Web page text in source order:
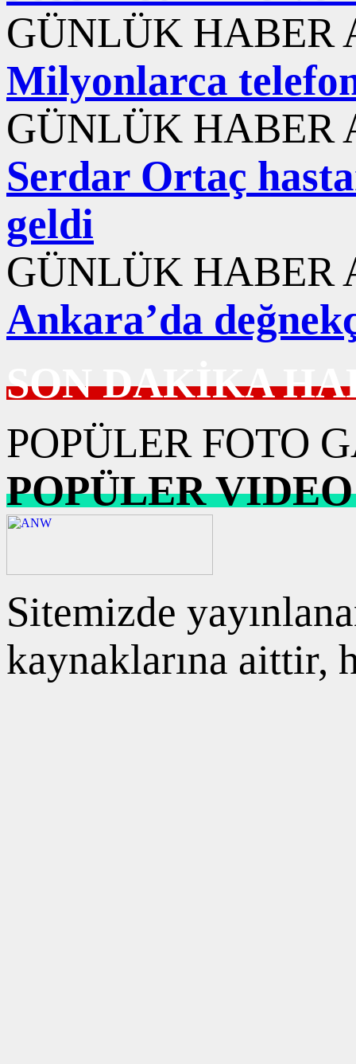
GÜNLÜK HABER
Milyonlarca
GÜNLÜK HABER
Serdar Ortaç
geldi
GÜNLÜK HABER
Ankara’da
SON DAKİKA
POPÜLER FOTO
POPÜLER
Sitemizde
kaynaklarına aittir,